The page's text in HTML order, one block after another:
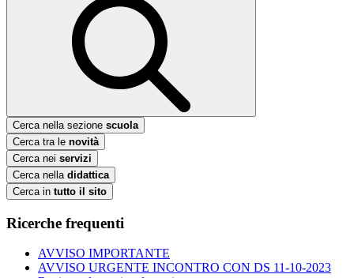
Cerca nella sezione scuola
Cerca tra le novità
Cerca nei servizi
Cerca nella didattica
Cerca in tutto il sito
Ricerche frequenti
AVVISO IMPORTANTE
AVVISO URGENTE INCONTRO CON DS 11-10-2023